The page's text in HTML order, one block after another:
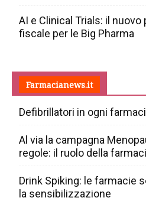
AI e Clinical Trials: il
fiscale per le Big Pharma
Farmacianews.it
Defibrillatori in ogni
Al via la campagna
regole: il ruolo della
Drink Spiking: le farmacie
la sensibilizzazione